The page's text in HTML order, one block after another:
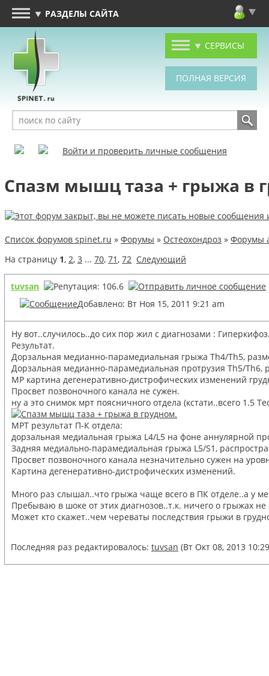
РАЗДЕЛЫ САЙТА
СЕРВИСЫ
Войти и проверить личные сообщения
Спазм мышц таза + грыжа в
Список форумов spinet.ru » Форумы » Остеохондроз » Форумы
На страницу 1, 2, 3 ... 70, 71 , 72 Следующий
tuvsan
Добавлено: Вт Ноя 15, 2011 9:21 am
Ну вот..случилось..до сих пор жил с диагнозами :
Результат.
Дорзальная медианно-парамедиальная грыжа Th4/Th5,
Дорзальная медианно-парамедиальная протрузия Th5/
МР картина дегенеративно-дистрофических изменений
Просвет позвоночного канала не сужен.
ну а это снимок мрт поясничного отдела (кстати..всего 1.5
МРТ результат П-К отдела:
дорзальная медиальная грыжа L4/L5 на фоне аннулярной
Задняя медиально-парамедиальная грыжа L5/S1,
Просвет позвоночного канала незначительно сужен на
Картина дегенеративно-дистрофических изменений.
Много раз слышал..что грыжа чаще всего в ПК отделе..а у
Пребываю в шоке от этих диагнозов..т.к. ничего о грыжах
Может кто скажет..чем череваты последствия грыжи в
Последняя раз редактировалось: tuvsan (Вт Окт 08, 2013